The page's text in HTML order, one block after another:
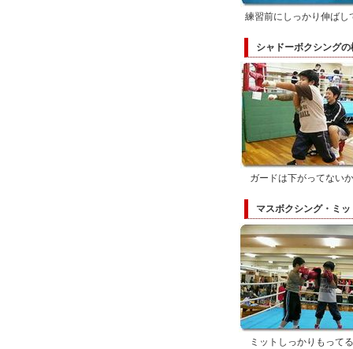
練習前にしっかり伸ばし
シャドーボクシングの
ガードは下がってない
マスボクシング・ミ
ミットしっかりもって